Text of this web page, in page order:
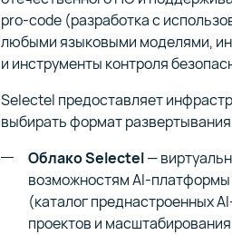
pro-code (разработка с
любыми языковыми моделями,
и инструменты контроля
Selectel предоставляет
выбирать формат
Облако Selectel—
возможностям AI-
(каталог преднастроенных
проектов и